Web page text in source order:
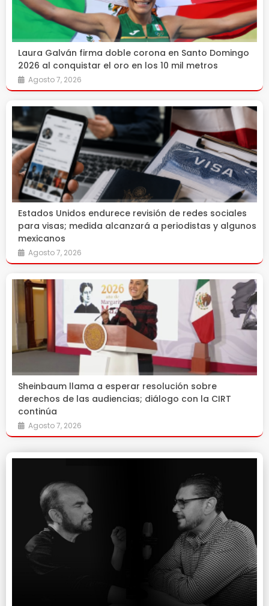
Laura Galván firma doble corona en Santo Domingo
2026 al conquistar el oro en los 10 mil metros
Agosto 7, 2026
Estados Unidos endurece revisión de redes sociales
para visas; medida alcanzará a periodistas y algunos
mexicanos
Agosto 7, 2026
Sheinbaum llama a esperar resolución sobre
derechos de las audiencias; diálogo con la CIRT
continúa
Agosto 7, 2026